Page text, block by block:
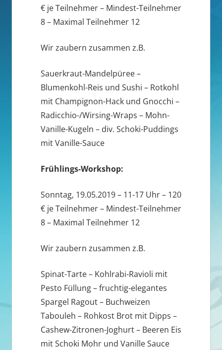
€ je Teilnehmer – Mindest-Teilnehmer
8 – Maximal Teilnehmer 12
Wir zaubern zusammen z.B.
Sauerkraut-Mandelpüree –
Blumenkohl-Reis und Sushi – Rotkohl
mit Champignon-Hack und Gnocchi –
Radicchio-/Wirsing-Wraps – Mohn-
Vanille-Kugeln – div. Schoki-Puddings
mit Vanille-Sauce
Frühlings-Workshop:
Sonntag, 19.05.2019 – 11-17 Uhr – 120
€ je Teilnehmer – Mindest-Teilnehmer
8 – Maximal Teilnehmer 12
Wir zaubern zusammen z.B.
Spinat-Tarte – Kohlrabi-Ravioli mit
Pesto Füllung – fruchtig-elegantes
Spargel Ragout – Buchweizen
Tabouleh – Rohkost Brot mit Dipps –
Cashew-Zitronen-Joghurt – Beeren Eis
mit Schoki Mohr und Vanille Sauce